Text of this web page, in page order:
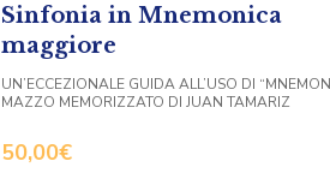
Sinfonia in Mnemonica
maggiore
50,00€
UN’ECCEZIONALE GUIDA ALL’USO DI
MAZZO MEMORIZZATO DI JUAN TAMARIZ